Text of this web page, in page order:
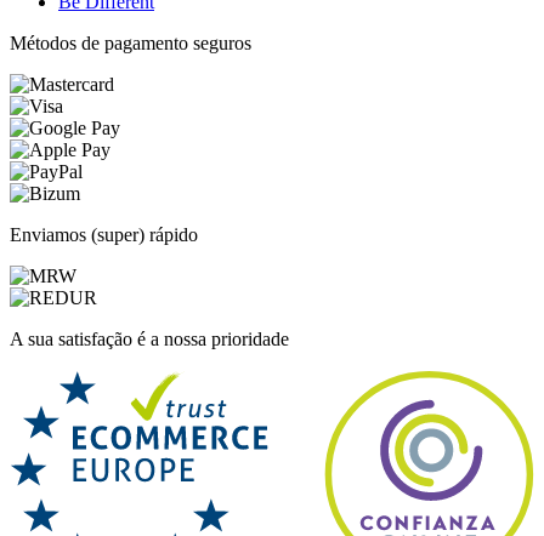
Métodos de pagamento seguros
Enviamos (super) rápido
A sua satisfação é a nossa prioridade